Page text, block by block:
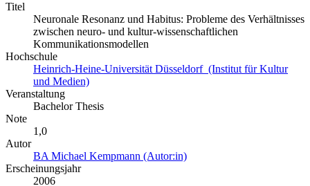
Titel
Neuronale Resonanz und Habitus: Probleme des Verhältnisses
zwischen neuro- und kultur-wissenschaftlichen
Kommunikationsmodellen
Hochschule
Heinrich-Heine-Universität Düsseldorf (Institut für Kultur
und Medien)
Veranstaltung
Bachelor Thesis
Note
1,0
Autor
BA Michael Kempmann (Autor:in)
Erscheinungsjahr
2006